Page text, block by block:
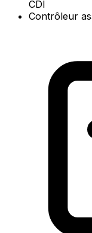
CDI
Contrôleur